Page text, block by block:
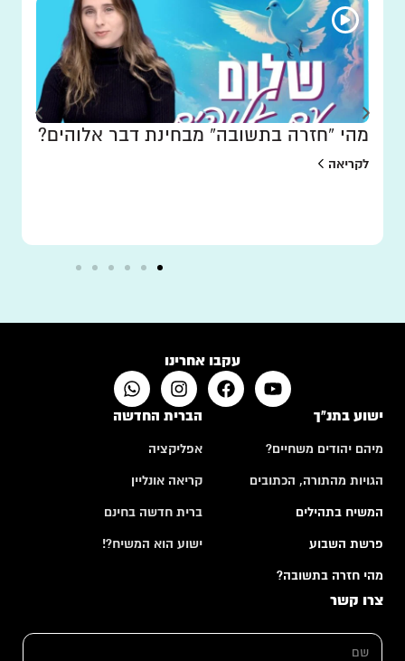
מהי “חזרה בתשובה” מבחינת דבר אלוהים?
לקריאה
עקבו אחרינו
ישוע בתנ"ך
מיהם יהודים משחיים?
הגויות מהתורה, הכתובים
המשיח בתהילים
פרשת השבוע
מהי חזרה בתשובה?
הברית החדשה
אפליקציה
קריאה אונליין
ברית חדשה בחינם
ישוע הוא המשיח?!
צרו קשר
ש